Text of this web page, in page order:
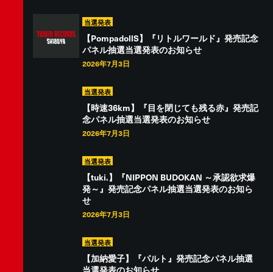
当選発表
【PompadollS】『リトルワールド』発売記念
パネル抽選当選発表のお知らせ
2026年7月3日
当選発表
【時速36km】『目を閉じても残る赤』発売記
念パネル抽選当選発表のお知らせ
2026年7月3日
当選発表
【tuki.】『NIPPON BUDOKAN ～承認欲求爆
発～』発売記念パネル抽選当選発表のお知ら
せ
2026年7月3日
当選発表
【加納愛子】『パルト』発売記念パネル抽選